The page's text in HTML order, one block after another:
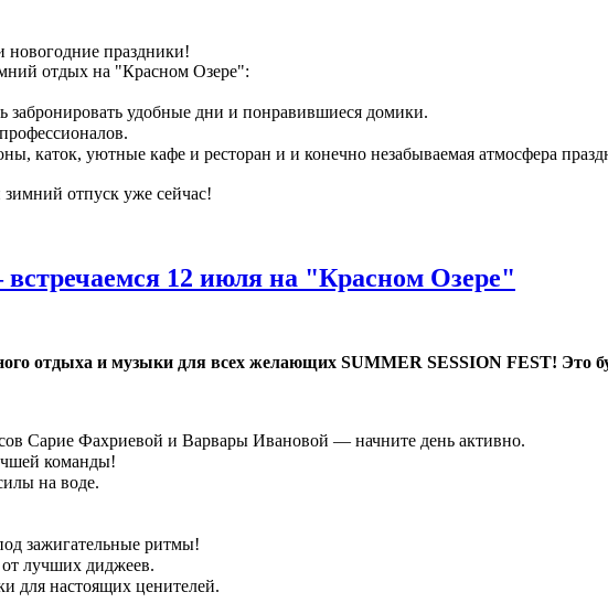
праздники!
отдых на "Красном Озере":
забронировать удобные дни и понравившиеся домики.
каток, уютные кафе и ресторан и и конечно незабываемая атмосфера
отпуск уже сейчас!
12 июля на "Красном Озере"
отдыха и музыки для всех желающих SUMMER SESSION FEST! Это
Сарие Фахриевой и Варвары Ивановой — начните день активно.
команды!
на воде.
зажигательные ритмы!
лучших диджеев.
для настоящих ценителей.